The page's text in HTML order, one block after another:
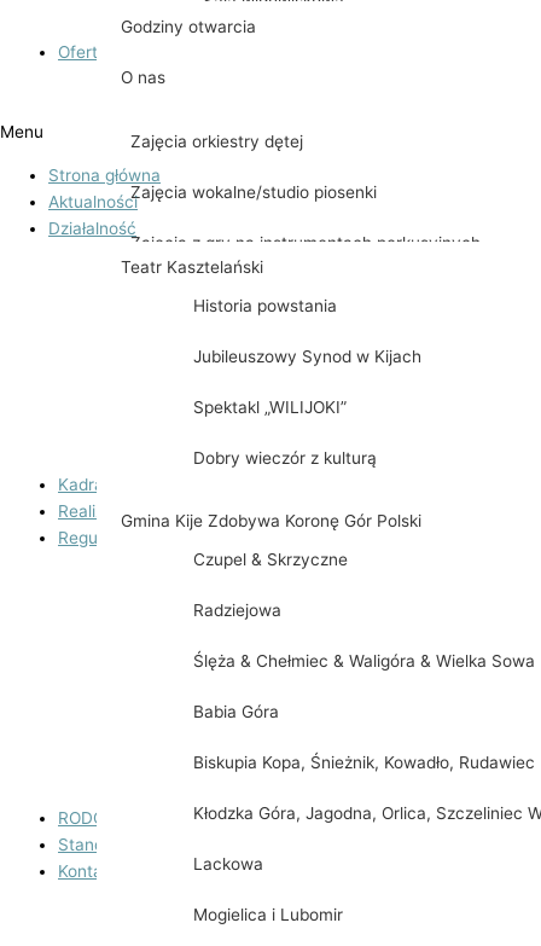
Godziny otwarcia
O nas
Menu
Strona główna
Aktualności
Działalność
Teatr Kasztelański
Historia powstania
Jubileuszowy Synod w Kijach
Spektakl „WILIJOKI”
Dobry wieczór z kulturą
Gmina Kije Zdobywa Koronę Gór Polski
Czupel & Skrzyczne
Radziejowa
Ślęża & Chełmiec & Waligóra & Wielka Sowa
Babia Góra
Biskupia Kopa, Śnieżnik, Kowadło, Rudawiec
Kłodzka Góra, Jagodna, Orlica, Szczeliniec
Lackowa
Mogielica i Lubomir
Oferta zajęć
Zajęcia orkiestry dętej
Zajęcia wokalne/studio piosenki
Zajęcia z gry na instrumentach perkusyjnych
Kadra
Realizowane projekty
Regulaminy
RODO
Standardy ochrony małoletnich
Kontakt
Godziny otwarcia